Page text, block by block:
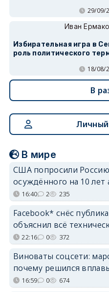
29/09/
Иван
Избирательная игра в
роль политического
18/08/
В
Личный
В мире
США попросили
осуждённого на 10 лет
16:40 2 235
Facebook* снёс
объяснил всё
22:16 0 372
Виноваты соцсети:
почему решился
16:59 0 674